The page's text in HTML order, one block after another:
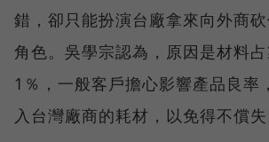
錯，卻只能扮演台廠拿來向外商砍
角色。吳學宗認為，原因是材料
1％，一般客戶擔心影響產品良率
入台灣廠商的耗材，以免得不償失